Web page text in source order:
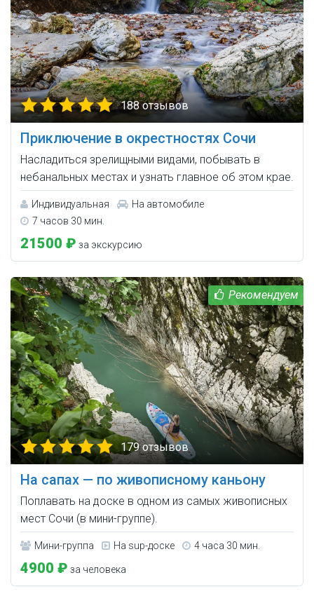
188 отзывов
Приключение в окрестностях Сочи
Насладиться зрелищными видами, побывать в
небанальных местах и узнать главное об этом крае.
Индивидуальная
На автомобиле
7 часов 30 мин.
21500 ₽ за экскурсию
179 отзывов
На сапах — по живописному каньону
Поплавать на доске в одном из самых живописных
мест Сочи (в мини-группе).
Мини-группа На sup-доске 4 часа 30 мин.
4900 ₽ за человека